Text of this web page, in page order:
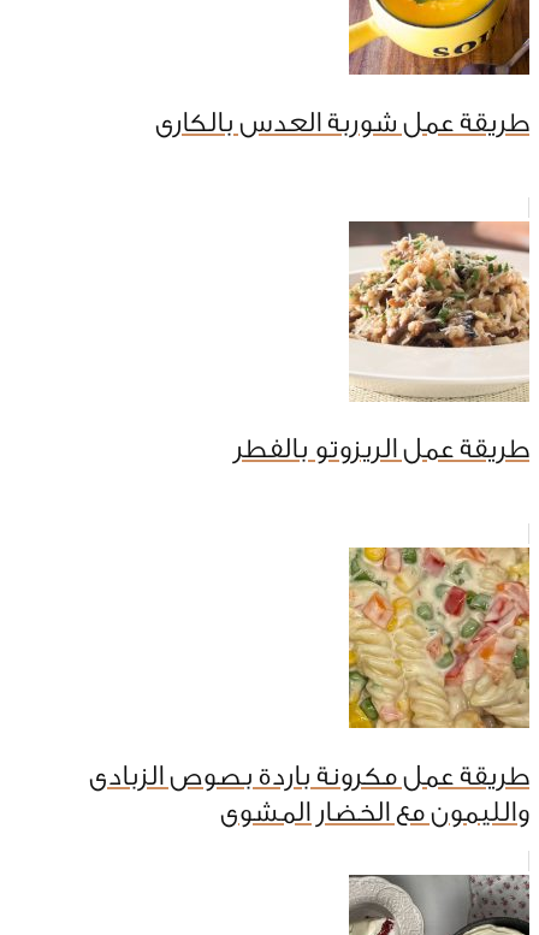
طريقة عمل شوربة العدس بالكارى
طريقة عمل الريزوتو بالفطر
طريقة عمل مكرونة باردة بصوص الزبادى
والليمون مع الخضار المشوى